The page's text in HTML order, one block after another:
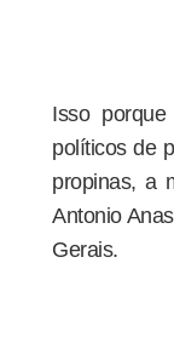
Isso
políticos de
propinas, a
Antonio
Gerais.